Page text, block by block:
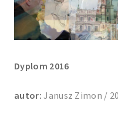
Dyplom 2016
autor: Janusz Zimon /